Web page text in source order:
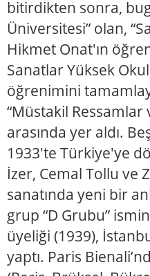
bitirdikten sonra,
Üniversitesi” olan,
Hikmet Onat'ın
Sanatlar Yüksek
öğrenimini
“Müstakil
arasında yer aldı.
1933'te Türkiye'ye
İzer, Cemal Tollu ve
sanatında yeni bir
grup “D Grubu”
üyeliği (1939),
yaptı. Paris